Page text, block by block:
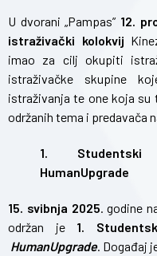
U dvorani „Pampas” 12.
istraživački kolokvij
imao za cilj okupiti
istraživačke skupine
istraživanja te one koja su
održanih tema i predavača
1. Studentski
HumanUpgrade
15. svibnja 2025. godine
održan je 1.
HumanUpgrade. Događaj